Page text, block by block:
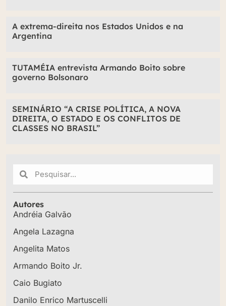
A extrema-direita nos Estados Unidos e na
Argentina
TUTAMÉIA entrevista Armando Boito sobre
governo Bolsonaro
SEMINÁRIO “A CRISE POLÍTICA, A NOVA
DIREITA, O ESTADO E OS CONFLITOS DE
CLASSES NO BRASIL”
Autores
Andréia Galvão
Angela Lazagna
Angelita Matos
Armando Boito Jr.
Caio Bugiato
Danilo Enrico Martuscelli